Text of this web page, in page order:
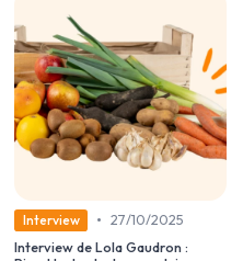
Interview • 27/10/2025
Interview de Lola Gaudron :